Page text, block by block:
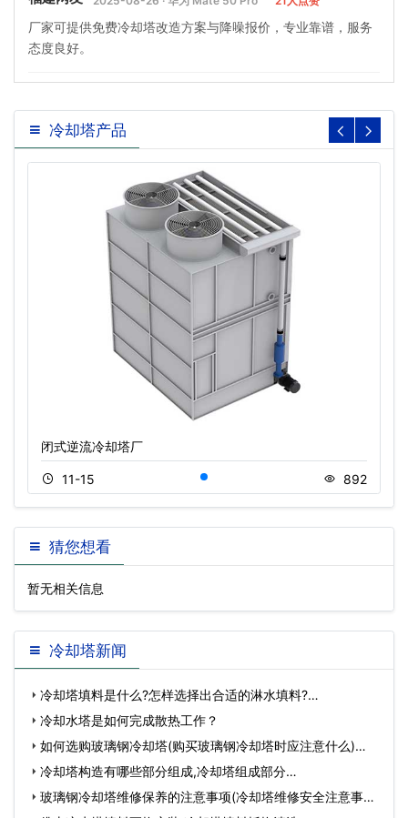
厂家可提供免费冷却塔改造方案与降噪报价，专业靠谱，服务
态度良好。
冷却塔产品
闭式逆流冷却塔厂
11-15 892
猜您想看
暂无相关信息
冷却塔新闻
冷却塔填料是什么?怎样选择出合适的淋水填料?…
冷却水塔是如何完成散热工作？
如何选购玻璃钢冷却塔(购买玻璃钢冷却塔时应注意什么)…
冷却塔构造有哪些部分组成,冷却塔组成部分…
玻璃钢冷却塔维修保养的注意事项(冷却塔维修安全注意事项)